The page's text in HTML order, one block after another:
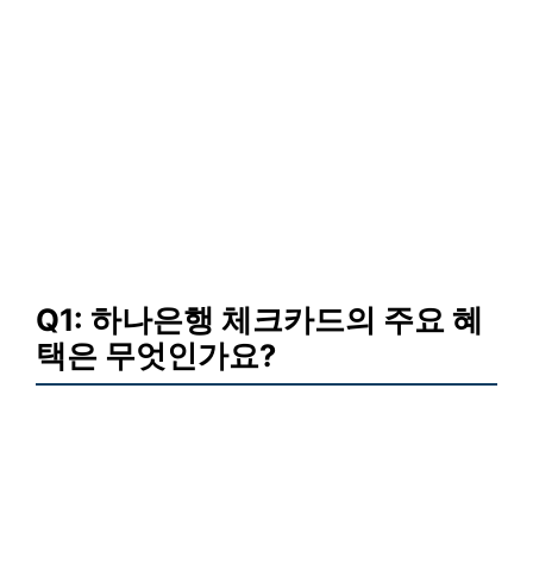
Q1: 하나은행 체크카드의 주요 혜
택은 무엇인가요?